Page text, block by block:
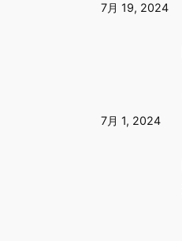
7月 19, 2024
7月 1, 2024